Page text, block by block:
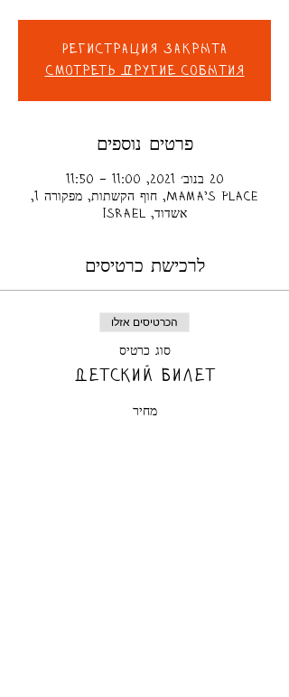
Регистрация закрыта
Смотреть другие события
פרטים נוספים
20 בנוב׳ 2021, 11:00 – 11:50
Mama's place, חוף הקשתות, מפקורה 1,
אשדוד, Israel
לרכישת כרטיסים
הכרטיסים אזלו
סוג כרטיס
Детский билет
מחיר